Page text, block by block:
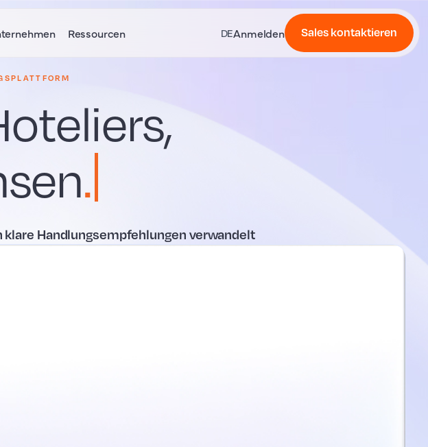
Ressourcen DEAnmelden Sales kontaktieren
.
klare Handlungsempfehlungen verwandelt